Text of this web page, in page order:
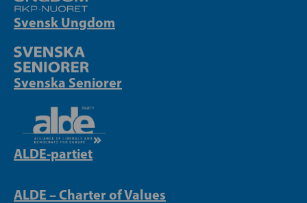
Svensk Ungdom
Svenska Seniorer
ALDE-partiet
ALDE – Charter of Values